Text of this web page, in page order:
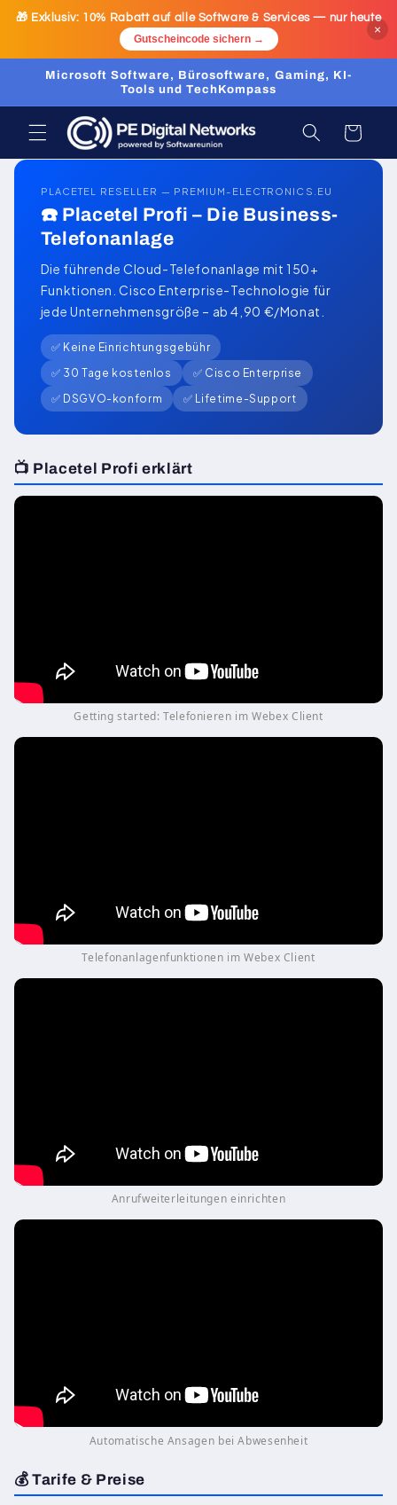
🎁 Exklusiv: 10% Rabattauf alle Software & Services — nur heute
Gutscheincode sichern →
×
zum
Microsoft Software, Bürosoftware, Gaming, KI-
Tools und TechKompass
Warenkorb
PLACETEL RESELLER — PREMIUM-ELECTRONICS.EU
☎️ Placetel Profi – Die Business-
Telefonanlage
Die führende Cloud-Telefonanlage mit 150+
Funktionen. Cisco Enterprise-Technologie für
jede Unternehmensgröße – ab 4,90 €/Monat.
✅ Keine Einrichtungsgebühr
✅ 30 Tage kostenlos
✅ Cisco Enterprise
✅ DSGVO-konform
✅ Lifetime-Support
📺 Placetel Profi erklärt
Getting started: Telefonieren im Webex Client
Telefonanlagenfunktionen im Webex Client
Anrufweiterleitungen einrichten
Automatische Ansagen bei Abwesenheit
💰 Tarife & Preise